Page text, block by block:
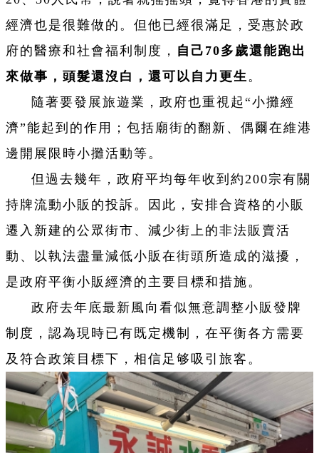
經濟也是很難做的。但他已經很滿足，受惠於政
府的醫療和社會福利制度， 自己70多歲還能跑出
來做事，頭髮還沒白，還可以自力更生 。
隨著要發展旅遊業，政府也重視起“小攤經
濟”能起到的作用；包括廟街的翻新、偶爾在維港
邊開展限時小攤活動等。
但過去幾年，政府平均每年收到約200宗有關
持牌流動小販的投訴。因此， 安排合資格的小販
遷入新建的公眾街市、減少街上的非法販賣活
動、以執法盡量減低小販在街頭所造成的滋擾，
是政府平衡小販經濟的主要目標和措施。
政府去年底最新風向看似無意調整小販發牌
制度，認為現時已有既定機制，在平衡各方需要
及符合政策目標下，相信足够吸引旅客。